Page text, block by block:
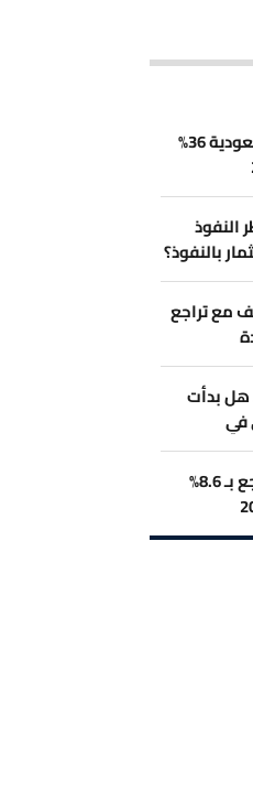
ارتفاع أرباح "صافولا" السعودية 36%
بالنفوذ؟
مع تراجع
هل بدأت
في
أرباح سالك الإماراتية تتراجع بـ 8.6%